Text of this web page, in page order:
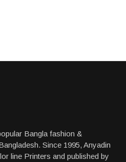
Bangla fashion &
Since 1995, Anyadin
line Printers and published by